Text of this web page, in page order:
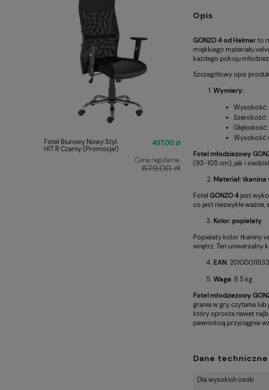
Fotel Biurowy Nowy Styl
HIT R Czarny (Promocja!)
437,00 zł
Cena regularna:
679,00 zł
FOTEL OBROTOWY VIRE
Opis
GONZO 4 od Halmarto
miękkiego materiału
każdego pokoju
Szczegółowy opis
Wymiary:
Wysokość:
Szerokość:
Wysokość
Fotel młodzieżowy
(93-105 cm), jak i
Materiał:
Fotel GONZO 4 jest
co jest niezwykle ważne,
Kolor: popielaty
Popielaty kolor tkaniny
wnętrz. Ten uniwersalny
EAN:
Waga: 8.5 kg
Fotel młodzieżowy
grania w gry, czytania
który sprosta nawet
pewnością przyciągnie
Dane techniczne
Dla wysokich osób